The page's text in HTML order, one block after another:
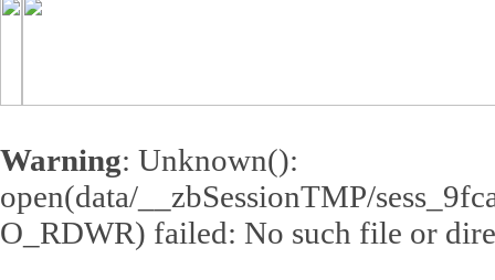
Warning: Unknown():
open(data/__zbSessionTMP/
O_RDWR) failed: No such file or